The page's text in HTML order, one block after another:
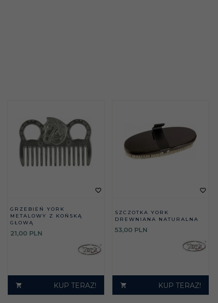
GRZEBIEŃ YORK
METALOWY Z KOŃSKĄ
GŁOWĄ
21,00 PLN
KUP TERAZ!
SZCZOTKA YORK
DREWNIANA NATURALNA
53,00 PLN
KUP TERAZ!